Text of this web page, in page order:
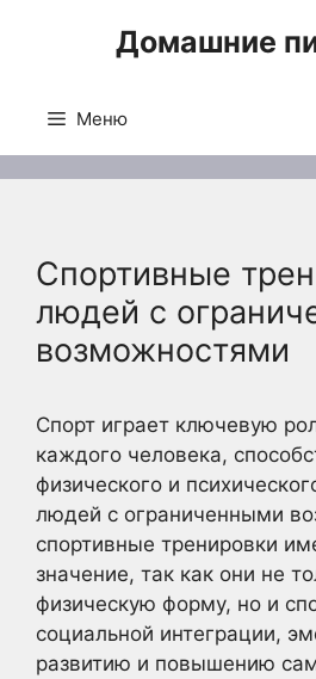
Домашние
Меню
Спортивные
людей с
возможностями
Спорт играет ключевую
каждого человека,
физического и
людей с ограниченными
спортивные тренировки
значение, так как они не
физическую форму, но и
социальной интеграции,
развитию и повышению